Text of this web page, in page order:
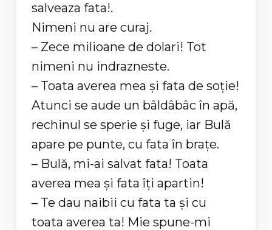
salveaza fata!.
Nimeni nu are curaj.
– Zece milioane de dolari! Tot
nimeni nu indrazneste.
– Toata averea mea și fata de soție!
Atunci se aude un bâldâbâc în apă,
rechinul se sperie și fuge, iar Bulă
apare pe punte, cu fata în brațe.
– Bulă, mi-ai salvat fata! Toata
averea mea și fata îți apartin!
– Te dau naibii cu fata ta și cu
toata averea ta! Mie spune-mi